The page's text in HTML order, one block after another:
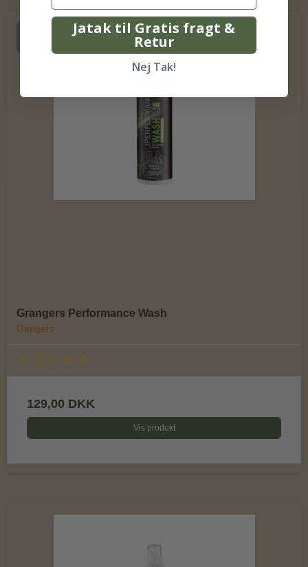
Grangers Performance Wash
Gangers
129,00 DKK
Vis produkt
Jatak til Gratis fragt &
Retur
Nej Tak!